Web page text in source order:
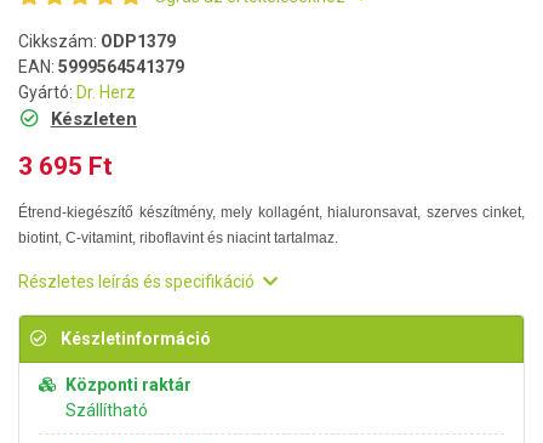
Cikkszám: ODP1379
EAN: 5999564541379
Gyártó: Dr. Herz
Készleten
3 695 Ft
Étrend-kiegészítő készítmény, mely kollagént, hialuronsavat, szerves cinket,
biotint, C-vitamint, riboflavint és niacint tartalmaz.
Részletes leírás és specifikáció
Készletinformáció
Központi raktár
Szállítható